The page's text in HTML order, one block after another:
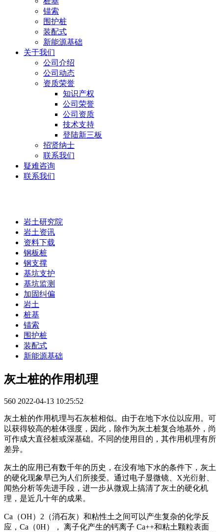
锚索
围护桩
装配式
新能源基础
关于我们
公司介绍
公司动态
资质荣誉
知识产权
公司荣誉
公司资质
技术支持
登陆新三板
招贤纳士
联系我们
疑难咨询
联系我们
岩土研究院
岩土资讯
资料下载
钢板桩
钢支撑
基坑支护
基坑监测
加固纠偏
岩土
桩基
锚索
围护桩
装配式
新能源基础
灰土桩的作用机理
560 2022-04-13 10:25:52
灰土桩的作用机理与石灰桩相似。由于在地下水位以应用。可
以获得较高的桩体强度，因此，除作为灰土桩复合地基外，尚
可作成大直径桩或深基础。不同的使用目的，其作用机理有所
差异。
灰土的应用已有数千年的历史，在没有地下水的条件下，灰土
的硬化现象早已为人们所接受。通过电子显微镜、X光衍射、
闻热分析等先进手段，进一步从微观上搞清了灰土的硬化机
理，是近几十年的成果。
Ca（OH）2（消石灰）和粘性土之间可以产生复杂的化学反
应，Ca（0H）， 离子化产生的钙离子 Ca++和粘土颗粒表面